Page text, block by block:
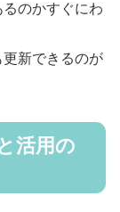
のかすぐにわ
新できるのが
活用の